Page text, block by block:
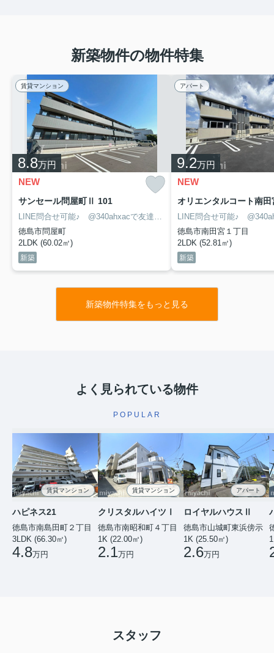
新築物件の物件特集
賃貸マンション
8.8万円
NEW
サンセール問屋町Ⅱ 101
LINE問合せ可能♪ @340ahxacで友達検索して下さい
徳島市問屋町
2LDK (60.02㎡)
新築
アパート
9.2万円
NEW
オリエンタルコート南田
徳島市南田宮１丁目
2LDK (52.81㎡)
新築
新築物件特集をもっと見る
よく見られている物件
POPULAR
賃貸マンション
ハピネス21
徳島市南島田町２丁目
3LDK (66.30㎡)
4.8万円
賃貸マンション
クリスタルハイツⅠ
徳島市南昭和町４丁目
1K (22.00㎡)
2.1万円
アパート
ロイヤルハウスⅡ
徳島市山城町東浜傍示
1K (25.50㎡)
2.6万円
スタッフ